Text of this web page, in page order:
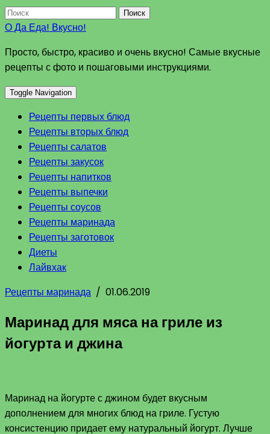
Поиск
О Да Еда! Вкусно!
Просто, быстро, красиво и очень вкусно! Самые вкусные
рецепты с фото и пошаговыми инструкциями.
Toggle Navigation
Рецепты первых блюд
Рецепты вторых блюд
Рецепты салатов
Рецепты закусок
Рецепты напитков
Рецепты выпечки
Рецепты соусов
Рецепты маринада
Рецепты заготовок
Диеты
Лайвхак
Рецепты маринада / 01.06.2019
Маринад для мяса на гриле из
йогурта и джина
Маринад на йогурте с джином будет вкусным
дополнением для многих блюд на гриле. Густую
консистенцию придает ему натуральный йогурт. Лучше